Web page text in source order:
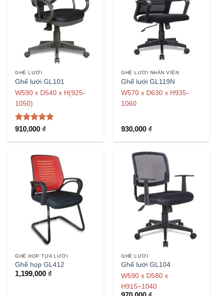
GHẾ LƯỚI
Ghế lưới GL101
W590 x D540 x H(925-
1050)
Được xếp
sao
910,000 ₫
GHẾ LƯỚI NHÂN VIÊN
Ghế lưới GL119N
W570 x D630 x H935-
1060
930,000 ₫
GHẾ HỌP TỰA LƯỚI
Ghế họp GL412
1,199,000 ₫
GHẾ LƯỚI
Ghế lưới GL104
W590 x D580 x
H915÷1040